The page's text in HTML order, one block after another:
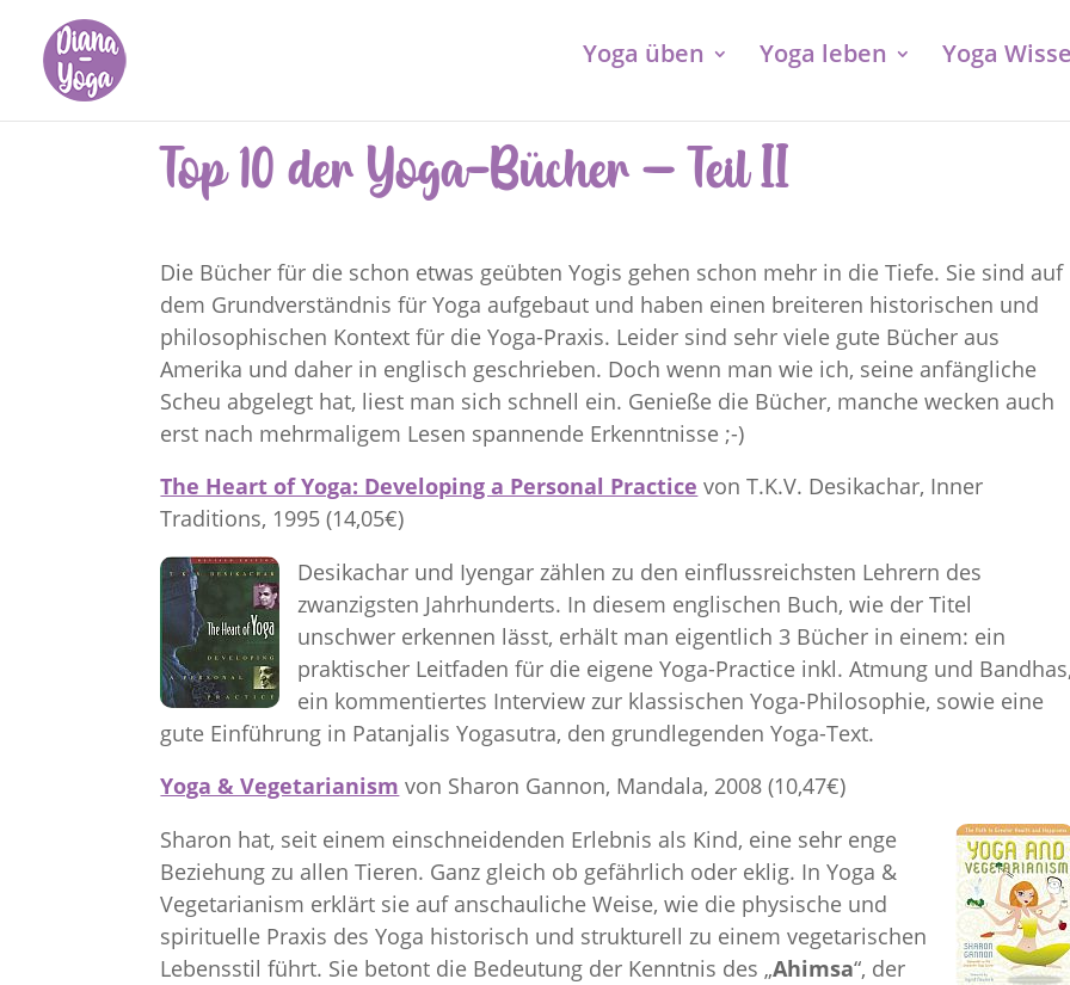
Yoga üben Yoga leben Yoga
Top 10 der Yoga-Bücher – Teil II
Die Bücher für die schon etwas geübten Yogis gehen schon mehr in die Tiefe. Sie sind auf
dem Grundverständnis für Yoga aufgebaut und haben einen breiteren historischen und
philosophischen Kontext für die Yoga-Praxis. Leider sind sehr viele gute Bücher aus
Amerika und daher in englisch geschrieben. Doch wenn man wie ich, seine anfängliche
Scheu abgelegt hat, liest man sich schnell ein. Genieße die Bücher, manche wecken auch
erst nach mehrmaligem Lesen spannende Erkenntnisse ;-)
The Heart of Yoga: Developing a Personal Practice von T.K.V. Desikachar, Inner
Traditions, 1995 (14,05€)
Desikachar und Iyengar zählen zu den einflussreichsten Lehrern des
zwanzigsten Jahrhunderts. In diesem englischen Buch, wie der Titel
unschwer erkennen lässt, erhält man eigentlich 3 Bücher in einem: ein
praktischer Leitfaden für die eigene Yoga-Practice inkl. Atmung und
ein kommentiertes Interview zur klassischen Yoga-Philosophie, sowie eine
gute Einführung in Patanjalis Yogasutra, den grundlegenden Yoga-Text.
Yoga & Vegetarianism von Sharon Gannon, Mandala, 2008 (10,47€)
Sharon hat, seit einem einschneidenden Erlebnis als Kind, eine sehr enge
Beziehung zu allen Tieren. Ganz gleich ob gefährlich oder eklig. In Yoga &
Vegetarianism erklärt sie auf anschauliche Weise, wie die physische und
spirituelle Praxis des Yoga historisch und strukturell zu einem vegetarischen
Lebensstil führt. Sie betont die Bedeutung der Kenntnis des „Ahimsa“, der